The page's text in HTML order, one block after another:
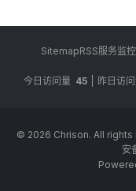
SitemapRSS服务监控
今日访问量 45 昨日访
© 2026 Chrison. All
安